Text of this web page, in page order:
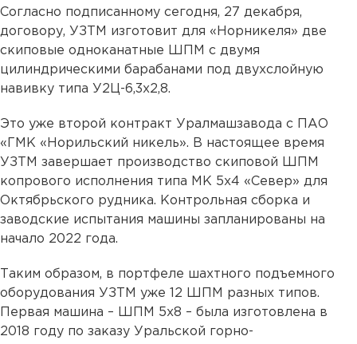
Согласно подписанному сегодня, 27 декабря,
договору, УЗТМ изготовит для «Норникеля» две
скиповые одноканатные ШПМ с двумя
цилиндрическими барабанами под двухслойную
навивку типа У2Ц-6,3х2,8.
Это уже второй контракт Уралмашзавода с ПАО
«ГМК «Норильский никель». В настоящее время
УЗТМ завершает производство скиповой ШПМ
копрового исполнения типа МК 5х4 «Север» для
Октябрьского рудника. Контрольная сборка и
заводские испытания машины запланированы на
начало 2022 года.
Таким образом, в портфеле шахтного подъемного
оборудования УЗТМ уже 12 ШПМ разных типов.
Первая машина – ШПМ 5х8 – была изготовлена в
2018 году по заказу Уральской горно-